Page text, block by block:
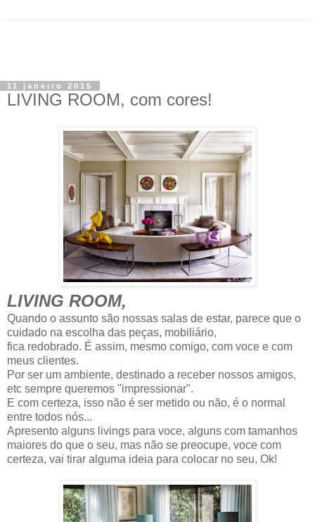
11 janeiro 2015
LIVING ROOM, com cores!
LIVING ROOM,
Quando o assunto são nossas salas de estar, parece que o
cuidado na escolha das peças, mobiliário,
fica redobrado. É assim, mesmo comigo, com voce e com
meus clientes.
Por ser um ambiente, destinado a receber nossos amigos,
etc sempre queremos "impressionar".
E com certeza, isso não é ser metido ou não, é o normal
entre todos nós...
Apresento alguns livings para voce, alguns com tamanhos
maiores do que o seu, mas não se preocupe, voce com
certeza, vai tirar alguma ideia para colocar no seu, Ok!